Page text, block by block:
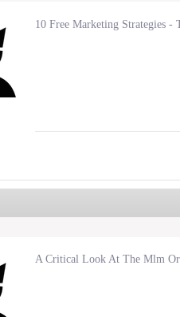
10 Free Marketing Strategies
A Critical Look At The Mlm Or